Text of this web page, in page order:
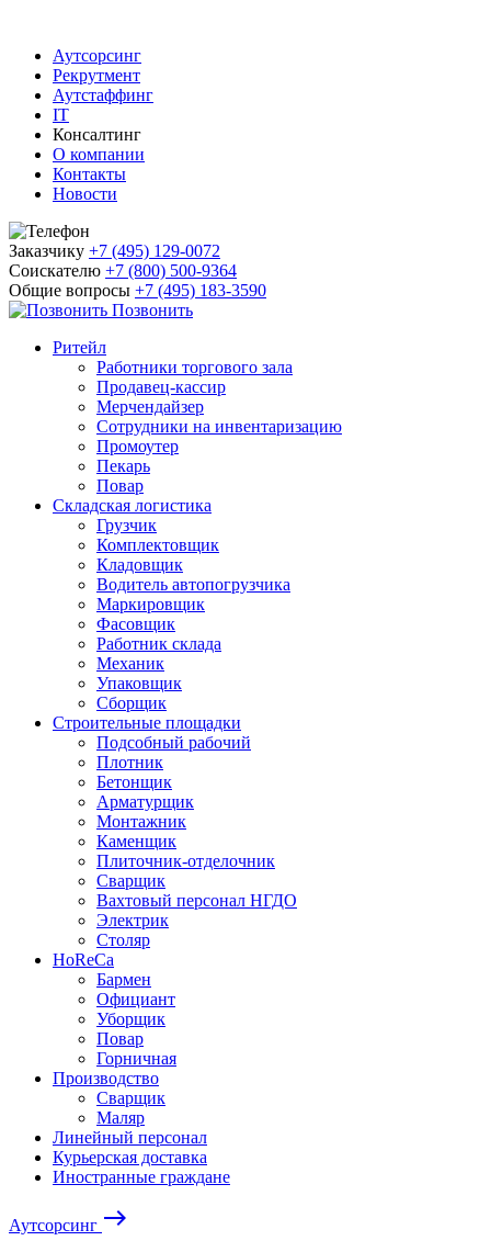
Аутсорсинг
Рекрутмент
Аутстаффинг
IT
Консалтинг
О компании
Контакты
Новости
Заказчику +7 (495) 129-0072
Соискателю +7 (800) 500-9364
Общие вопросы +7 (495) 183-3590
Позвонить
Ритейл
Работники торгового зала
Продавец-кассир
Мерчендайзер
Сотрудники на инвентаризацию
Промоутер
Пекарь
Повар
Складская логистика
Грузчик
Комплектовщик
Кладовщик
Водитель автопогрузчика
Маркировщик
Фасовщик
Работник склада
Механик
Упаковщик
Сборщик
Строительные площадки
Подсобный рабочий
Плотник
Бетонщик
Арматурщик
Монтажник
Каменщик
Плиточник-отделочник
Сварщик
Вахтовый персонал НГДО
Электрик
Столяр
HoReCa
Бармен
Официант
Уборщик
Повар
Горничная
Производство
Сварщик
Маляр
Линейный персонал
Курьерская доставка
Иностранные граждане
Аутсорсинг east